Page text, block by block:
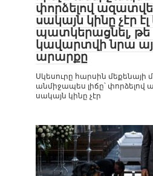
փորձելով
սակայն կինը չէր
պատկերացնել, թե
կավարտվի նրա
արարքը
Սկեսուրը հարսին մեքենայի
անմիջապես լիճը՝ փորձելով
սակայն կինը չէր